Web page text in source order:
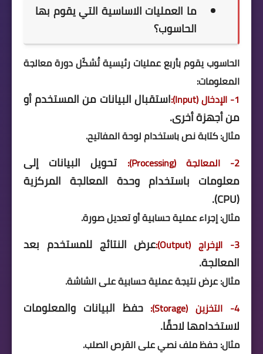
ما العمليات الاساسية التي يقوم بها
الحاسوب؟
الحاسوب يقوم بأربع عمليات رئيسية تُشكّل دورة معالجة
المعلومات:
1- الإدخال (Input):
استقبال البيانات من المستخدم أو
من أجهزة أخرى.
مثال: كتابة نص باستخدام لوحة المفاتيح.
2- المعالجة (Processing):
تحويل البيانات إلى
معلومات باستخدام وحدة المعالجة المركزية
(CPU).
مثال: إجراء عملية حسابية أو تعديل صورة.
3- الإخراج (Output):
عرض النتائج للمستخدم بعد
المعالجة.
مثال: عرض نتيجة عملية حسابية على الشاشة.
4- التخزين (Storage):
حفظ البيانات والمعلومات
لاستخدامها لاحقًا.
مثال: حفظ ملف نصي على القرص الصلب.